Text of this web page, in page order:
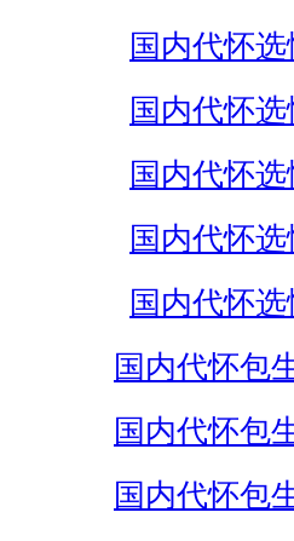
国内代怀
国内代怀
国内代怀
国内代怀
国内代怀选
国内代怀包
国内代怀包
国内代怀包